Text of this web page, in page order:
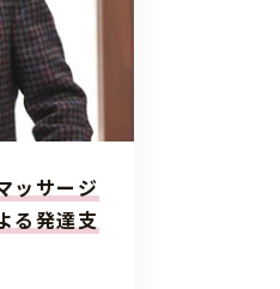
ッサージ
る発達支